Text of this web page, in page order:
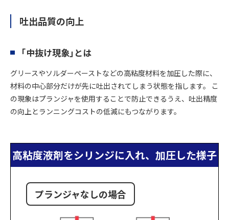
吐出品質の向上
｢中抜け現象｣とは
グリースやソルダーペーストなどの高粘度材料を加圧した際に、
材料の中心部分だけが先に吐出されてしまう状態を指します。 こ
の現象はプランジャを使用することで防止できるうえ、吐出精度
の向上とランニングコストの低減にもつながります。
高粘度液剤をシリンジに入れ、加圧した様子
プランジャなしの場合